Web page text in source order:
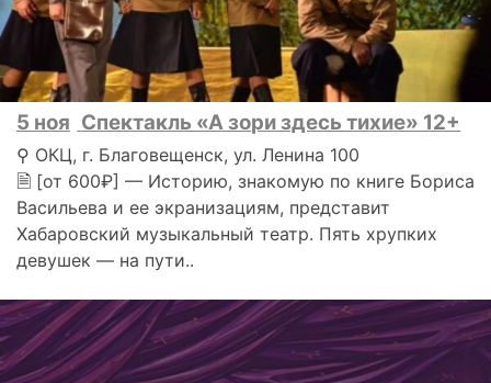
5 ноя Спектакль «А зори здесь тихие» 12+
⚲ ОКЦ, г. Благовещенск, ул. Ленина 100
🗎 [от 600₽] — Историю, знакомую по книге Бориса
Васильева и ее экранизациям, представит
Хабаровский музыкальный театр. Пять хрупких
девушек — на пути..